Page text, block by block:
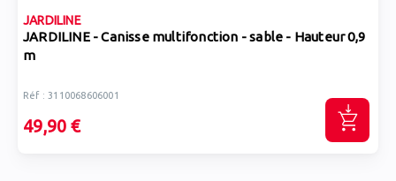
JARDILINE
JARDILINE - Canisse multifonction - sable - Hauteur 0,9
m
Réf : 3110068606001
49,90 €